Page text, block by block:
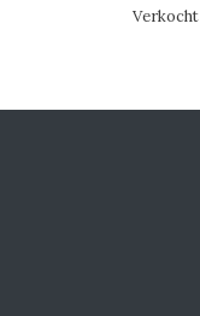
Verkocht